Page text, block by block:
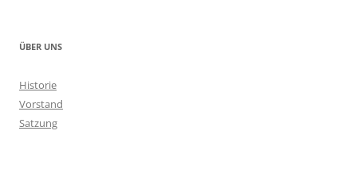
ÜBER UNS
Historie
Vorstand
Satzung